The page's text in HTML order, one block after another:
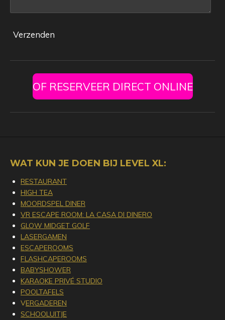
Verzenden
OF RESERVEER DIRECT ONLINE
WAT KUN JE DOEN BIJ LEVEL XL:
RESTAURANT
HIGH TEA
MOORDSPEL DINER
VR ESCAPE ROOM: LA CASA DI DINERO
GLOW MIDGET GOLF
LASERGAMEN
ESCAPEROOMS
FLASHCAPEROOMS
BABYSHOWER
KARAOKE PRIVÉ STUDIO
POOLTAFELS
VERGADEREN
SCHOOLUITJE